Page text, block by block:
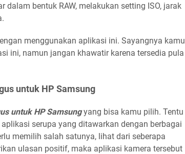
bentuk RAW, melakukan setting ISO, jarak
menggunakan aplikasi ini. Sayangnya kamu
ini, namun jangan khawatir karena tersedia pula
untuk HP Samsung
untuk HP Samsungyang bisa kamu pilih. Tentu
serupa yang ditawarkan dengan berbagai
memilih salah satunya, lihat dari seberapa
ulasan positif, maka aplikasi kamera tersebut